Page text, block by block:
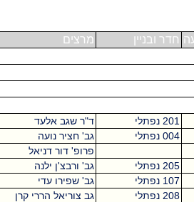
חדר ובניין
מרצים
201 נפתלי
ד"ר שגב אלעד
004 נפתלי
גב' חציר נועה
פרופ' דור דניאל
205 נפתלי
גב' ורבצ'ן ילנה
107 נפתלי
גב' שפירו עדי
208 נפתלי
גב צוריאל הררי קרן